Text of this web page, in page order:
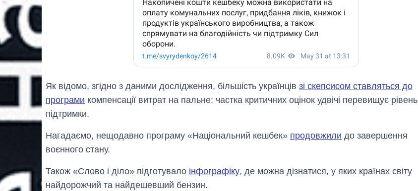
Як відомо, згідно з даними дослідження, більшість українців зі скепсисом ставляться до
програми компенсації витрат на пальне: частка критичних оцінок удвічі перевищує рівень
підтримки.
Нагадаємо, нещодавно програму «Національний кешбек» продовжили до завершення
воєнного стану.
Також «Слово і діло» підготувало інфографіку, де можна дізнатися, у яких країнах світу
найдорожчий та найдешевший бензин.